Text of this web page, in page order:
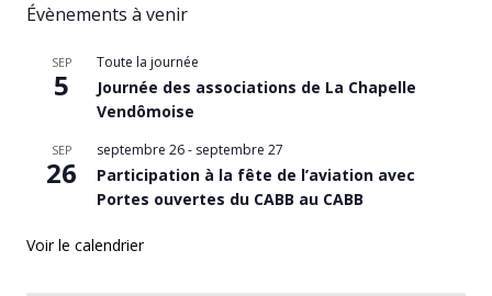
Évènements à venir
SEP
5
Toute la journée
Journée des associations de La Chapelle
Vendômoise
SEP
26
septembre 26- septembre 27
Participation à la fête de l’aviation avec
Portes ouvertes du CABB au CABB
Voir le calendrier